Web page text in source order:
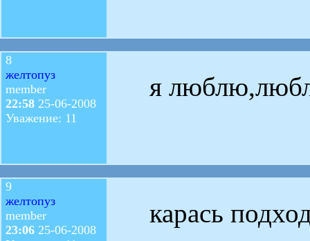
8
желтопуз
member
22:58 25-06-2008
Уважение: 11
я
9
желтопуз
member
23:06 25-06-2008
карась